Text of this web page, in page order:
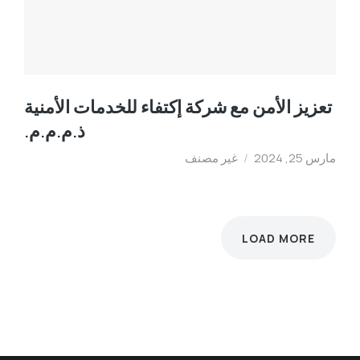
تعزيز الأمن مع شركة إكتفاء للخدمات الأمنية
ذ.م.م.م.
مارس 25, 2024 / غير مصنف
LOAD MORE